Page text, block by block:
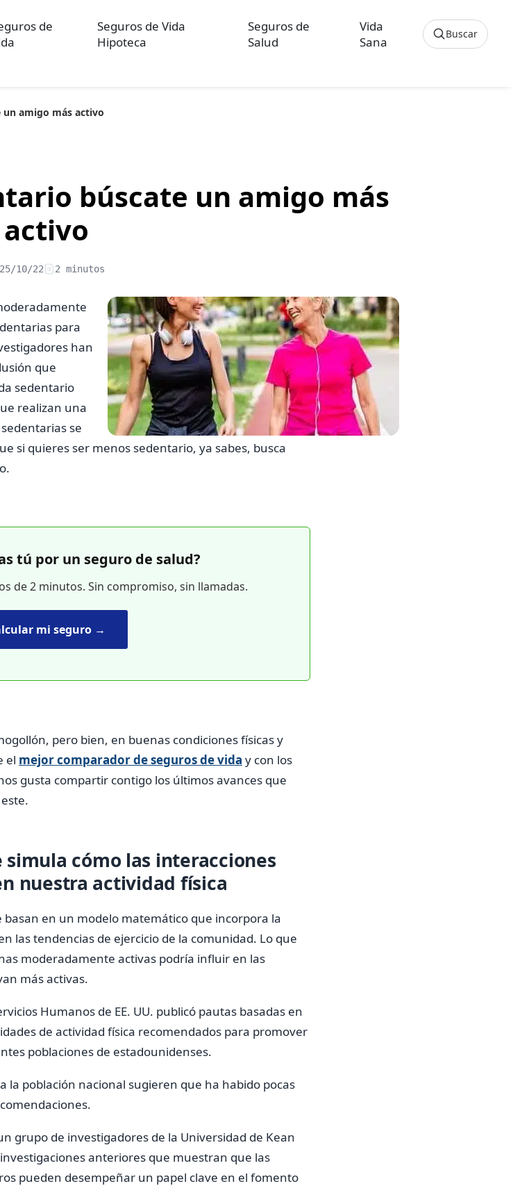
de
Seguros de Vida
Hipoteca
Seguros de
Salud
Vida
Sana
Buscar
un amigo más activo
búscate un amigo más
activo
25/10/22 2 minutos
para
han
que
sedentario
realizan una
se
si quieres ser menos sedentario, ya sabes, busca
tú por un seguro de salud?
de 2 minutos. Sin compromiso, sin llamadas.
mi seguro →
pero bien, en buenas condiciones físicas y
el mejor comparador de seguros de vida y con los
gusta compartir contigo los últimos avances que
cómo las interacciones
nuestra actividad física
basan en un modelo matemático que incorpora la
las tendencias de ejercicio de la comunidad. Lo que
moderadamente activas podría influir en las
más activas.
Humanos de EE. UU. publicó pautas basadas en
de actividad física recomendados para promover
poblaciones de estadounidenses.
la población nacional sugieren que ha habido pocas
grupo de investigadores de la Universidad de Kean
anteriores que muestran que las
pueden desempeñar un papel clave en el fomento